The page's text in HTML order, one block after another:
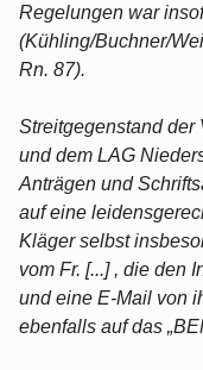
Regelungen war
(Kühling/Buchner/
Rn. 87).
Streitgegenstand der
und dem LAG
Anträgen und
auf eine
Kläger selbst
vom Fr. [...] , die den
und eine E-Mail von
ebenfalls auf das